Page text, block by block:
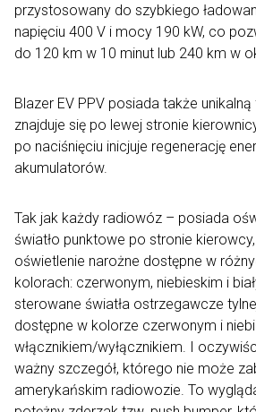
przystosowany do szybkiego
napięciu 400 V i mocy 190 kW, co
do 120 km w 10 minut lub 240 km w
Blazer EV PPV posiada także
znajduje się po lewej stronie
po naciśnięciu inicjuje regenerację
akumulatorów.
Tak jak każdy radiowóz – posiada
światło punktowe po stronie
oświetlenie narożne dostępne w
kolorach: czerwonym, niebieskim i
sterowane światła ostrzegawcze
dostępne w kolorze czerwonym i
włącznikiem/wyłącznikiem. I
ważny szczegół, którego nie może
amerykańskim radiowozie. To